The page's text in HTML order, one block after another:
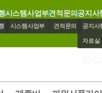
시스템사업부
시스템사업부
견적문의
견적문의
공지사
공지사
자료실